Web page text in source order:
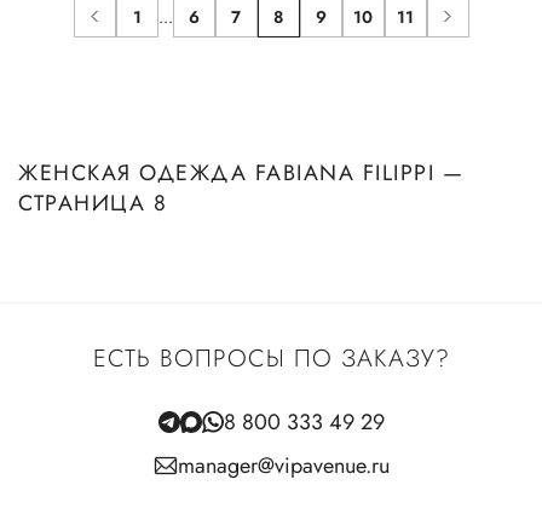
1 ... 6 7 8 9 10 11
ЖЕНСКАЯ ОДЕЖДА FABIANA FILIPPI —
СТРАНИЦА 8
ЕСТЬ ВОПРОСЫ ПО ЗАКАЗУ?
8 800 333 49 29
manager@vipavenue.ru